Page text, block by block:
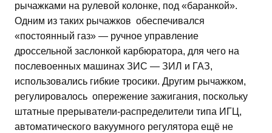
рычажками на рулевой колонке, под «баранкой».
Одним из таких рычажков обеспечивался
«постоянный газ» — ручное управление
дроссельной заслонкой карбюратора, для чего на
послевоенных машинах ЗИС — ЗИЛ и ГАЗ,
использовались гибкие тросики. Другим рычажком,
регулировалось опережение зажигания, поскольку
штатные прерыватели-распределители типа ИГЦ,
автоматического вакуумного регулятора ещё не